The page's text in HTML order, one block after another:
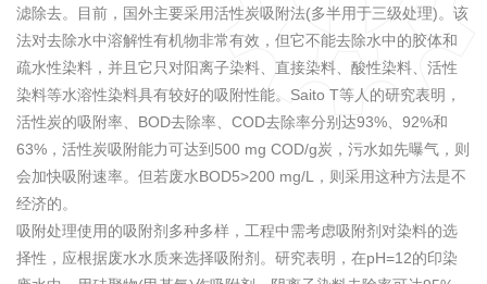
滤除去。目前，国外主要采用活性炭吸附法(多半用于三级处理)。该
法对去除水中溶解性有机物非常有效，但它不能去除水中的胶体和
疏水性染料，并且它只对阳离子染料、直接染料、酸性染料、活性
染料等水溶性染料具有较好的吸附性能。Saito T等人的研究表明，
活性炭的吸附率、BOD去除率、COD去除率分别达93%、92%和
63%，活性炭吸附能力可达到500 mg COD/g炭，污水如先曝气，则
会加快吸附速率。但若废水BOD5>200 mg/L，则采用这种方法是不
经济的。
吸附处理使用的吸附剂多种多样，工程中需考虑吸附剂对染料的选
择性，应根据废水水质来选择吸附剂。研究表明，在pH=12的印染